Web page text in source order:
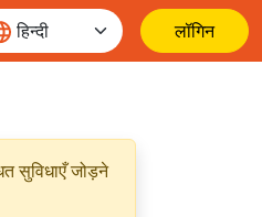
लॉगिन
सुविधाएँ जोड़ने